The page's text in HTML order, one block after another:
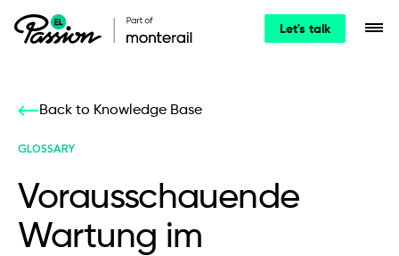
Let's talk
Back to Knowledge Base
GLOSSARY
Vorausschauende
Wartung im